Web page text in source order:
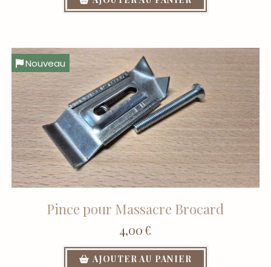
Pince pour Massacre Brocard
4,00€
AJOUTER AU PANIER
Nouveau